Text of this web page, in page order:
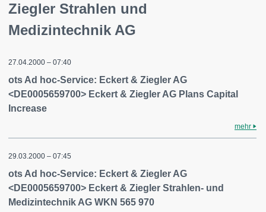
Ziegler Strahlen und
Medizintechnik AG
27.04.2000 – 07:40
ots Ad hoc-Service: Eckert & Ziegler AG
<DE0005659700> Eckert & Ziegler AG Plans Capital
Increase
mehr
29.03.2000 – 07:45
ots Ad hoc-Service: Eckert & Ziegler AG
<DE0005659700> Eckert & Ziegler Strahlen- und
Medizintechnik AG WKN 565 970